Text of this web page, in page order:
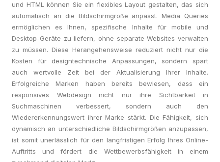
und HTML können Sie ein flexibles Layout gestalten, das sich
automatisch an die Bildschirmgröße anpasst. Media Queries
ermöglichen es Ihnen, spezifische Inhalte für mobile und
Desktop-Geräte zu liefern, ohne separate Websites verwalten
zu müssen. Diese Herangehensweise reduziert nicht nur die
Kosten für designtechnische Anpassungen, sondern spart
auch wertvolle Zeit bei der Aktualisierung Ihrer Inhalte.
Erfolgreiche Marken haben bereits bewiesen, dass ein
responsives Webdesign nicht nur ihre Sichtbarkeit in
Suchmaschinen verbessert, sondern auch den
Wiedererkennungswert ihrer Marke stärkt. Die Fähigkeit, sich
dynamisch an unterschiedliche Bildschirmgrößen anzupassen,
ist somit unerlässlich für den langfristigen Erfolg Ihres Online-
Auftritts und fördert die Wettbewerbsfähigkeit in einem